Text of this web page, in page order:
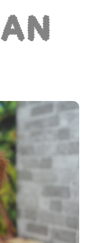
ら
ちら
こちら